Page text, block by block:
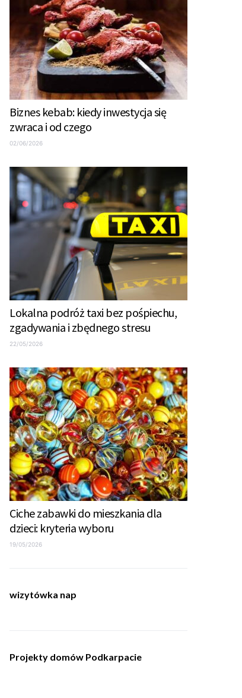
Biznes kebab: kiedy inwestycja się
zwraca i od czego
02/06/2026
Lokalna podróż taxi bez pośpiechu,
zgadywania i zbędnego stresu
22/05/2026
Ciche zabawki do mieszkania dla
dzieci: kryteria wyboru
19/05/2026
wizytówka nap
Projekty domów Podkarpacie